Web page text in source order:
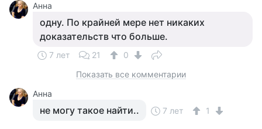
Анна
одну. По крайней мере нет никаких
доказательств что больше.
7 лет 21
0
Показать все комментарии
Анна
не могу такое найти.. 7 лет 1